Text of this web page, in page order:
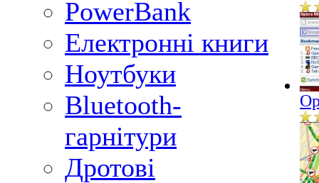
PowerBank
Електронні книги
Ноутбуки
Bluetooth-
гарнітури
Дротові